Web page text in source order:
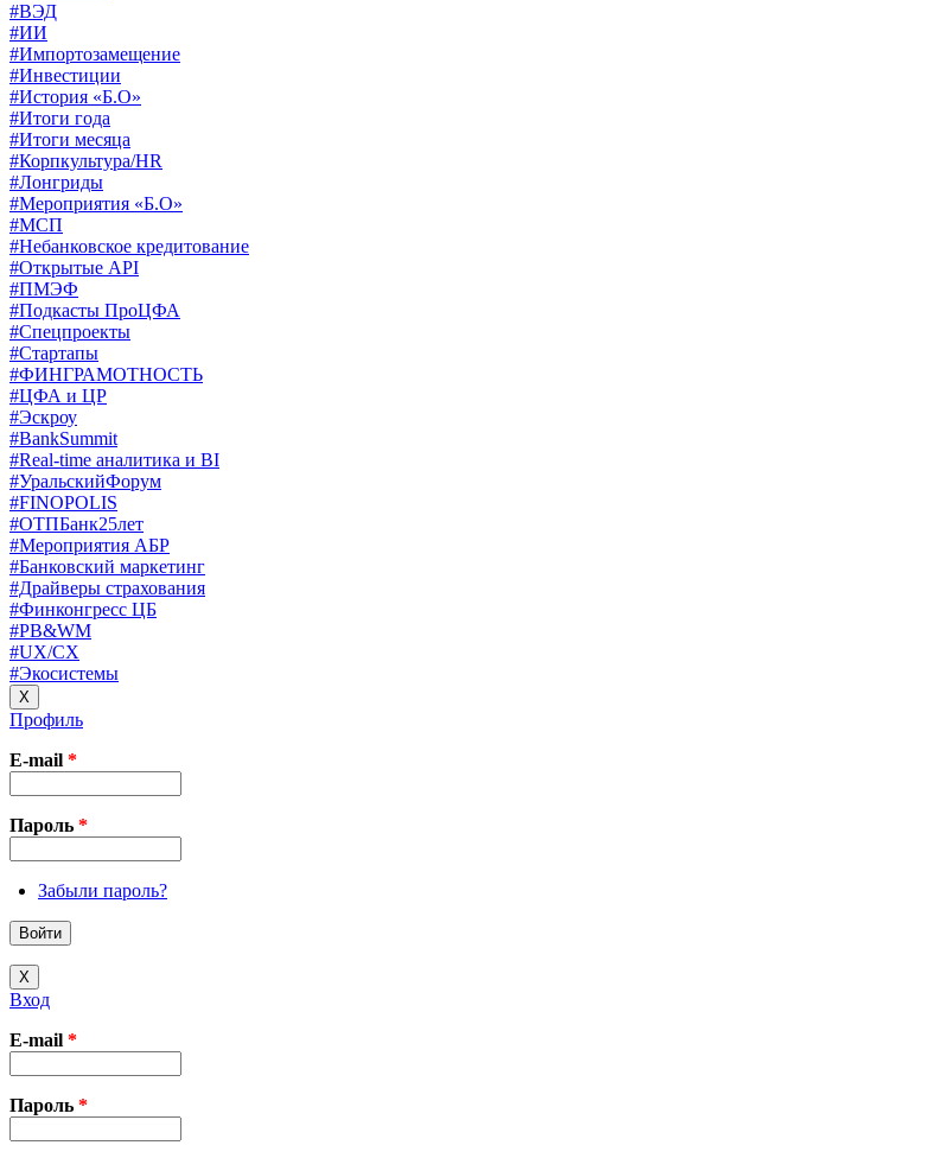
#ВЭД
#ИИ
#Импортозамещение
#Инвестиции
#История «Б.О»
#Итоги года
#Итоги месяца
#Корпкультура/HR
#Лонгриды
#Мероприятия «Б.О»
#МСП
#Небанковское кредитование
#Открытые API
#ПМЭФ
#Подкасты ПроЦФА
#Спецпроекты
#Стартапы
#ФИНГРАМОТНОСТЬ
#ЦФА и ЦР
#Эскроу
#BankSummit
#Real-time аналитика и BI
#УральскийФорум
#FINOPOLIS
#ОТПБанк25лет
#Мероприятия АБР
#Банковский маркетинг
#Драйверы страхования
#Финконгресс ЦБ
#PB&WM
#UX/CX
#Экосистемы
X
Профиль
E-mail *
Пароль *
Забыли пароль?
X
Вход
E-mail *
Пароль *